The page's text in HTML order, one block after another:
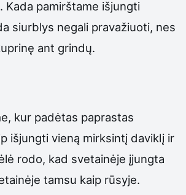
Kada pamirštame išjungti
siurblys negali pravažiuoti, nes
ant grindų.
kur padėtas paprastas
išjungti vieną mirksintį daviklį ir
rodo, kad svetainėje įjungta
tamsu kaip rūsyje.